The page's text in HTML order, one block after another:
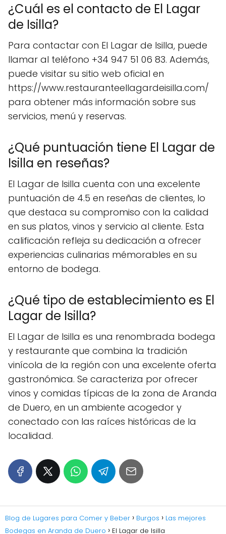
¿Cuál es el contacto de El Lagar
de Isilla?
Para contactar con El Lagar de Isilla, puede
llamar al teléfono +34 947 51 06 83. Además,
puede visitar su sitio web oficial en
https://www.restauranteellagardeisilla.com/
para obtener más información sobre sus
servicios, menú y reservas.
¿Qué puntuación tiene El Lagar de
Isilla en reseñas?
El Lagar de Isilla cuenta con una excelente
puntuación de 4.5 en reseñas de clientes, lo
que destaca su compromiso con la calidad
en sus platos, vinos y servicio al cliente. Esta
calificación refleja su dedicación a ofrecer
experiencias culinarias mémorables en su
entorno de bodega.
¿Qué tipo de establecimiento es El
Lagar de Isilla?
El Lagar de Isilla es una renombrada bodega
y restaurante que combina la tradición
vinícola de la región con una excelente oferta
gastronómica. Se caracteriza por ofrecer
vinos y comidas típicas de la zona de Aranda
de Duero, en un ambiente acogedor y
conectado con las raíces históricas de la
localidad.
Blog de Lugares para Comer y Beber Burgos
Las mejores
Bodegas en Aranda de Duero
El Lagar de Isilla